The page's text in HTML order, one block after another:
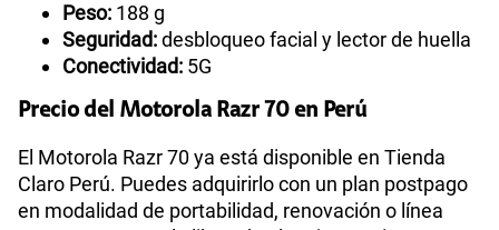
Peso: 188 g
Seguridad:desbloqueo facial y lector de huella
Conectividad: 5G
Precio del Motorola Razr 70 en Perú
El Motorola Razr 70 ya está disponible en Tienda
Claro Perú. Puedes adquirirlo con un plan postpago
en modalidad de portabilidad, renovación o línea